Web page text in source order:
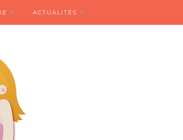
ACTUALITÉS